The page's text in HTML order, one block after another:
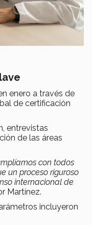
enero a través de
de certificación
entrevistas
de las áreas
con todos
un proceso riguroso
internacional de
Martínez.
incluyeron